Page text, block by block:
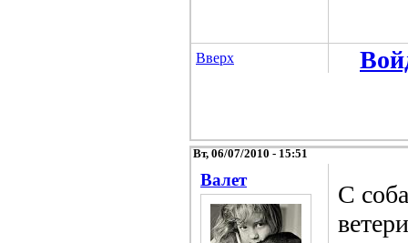
Вверх
Вт, 06/07/2010 - 15:51
Валет
С